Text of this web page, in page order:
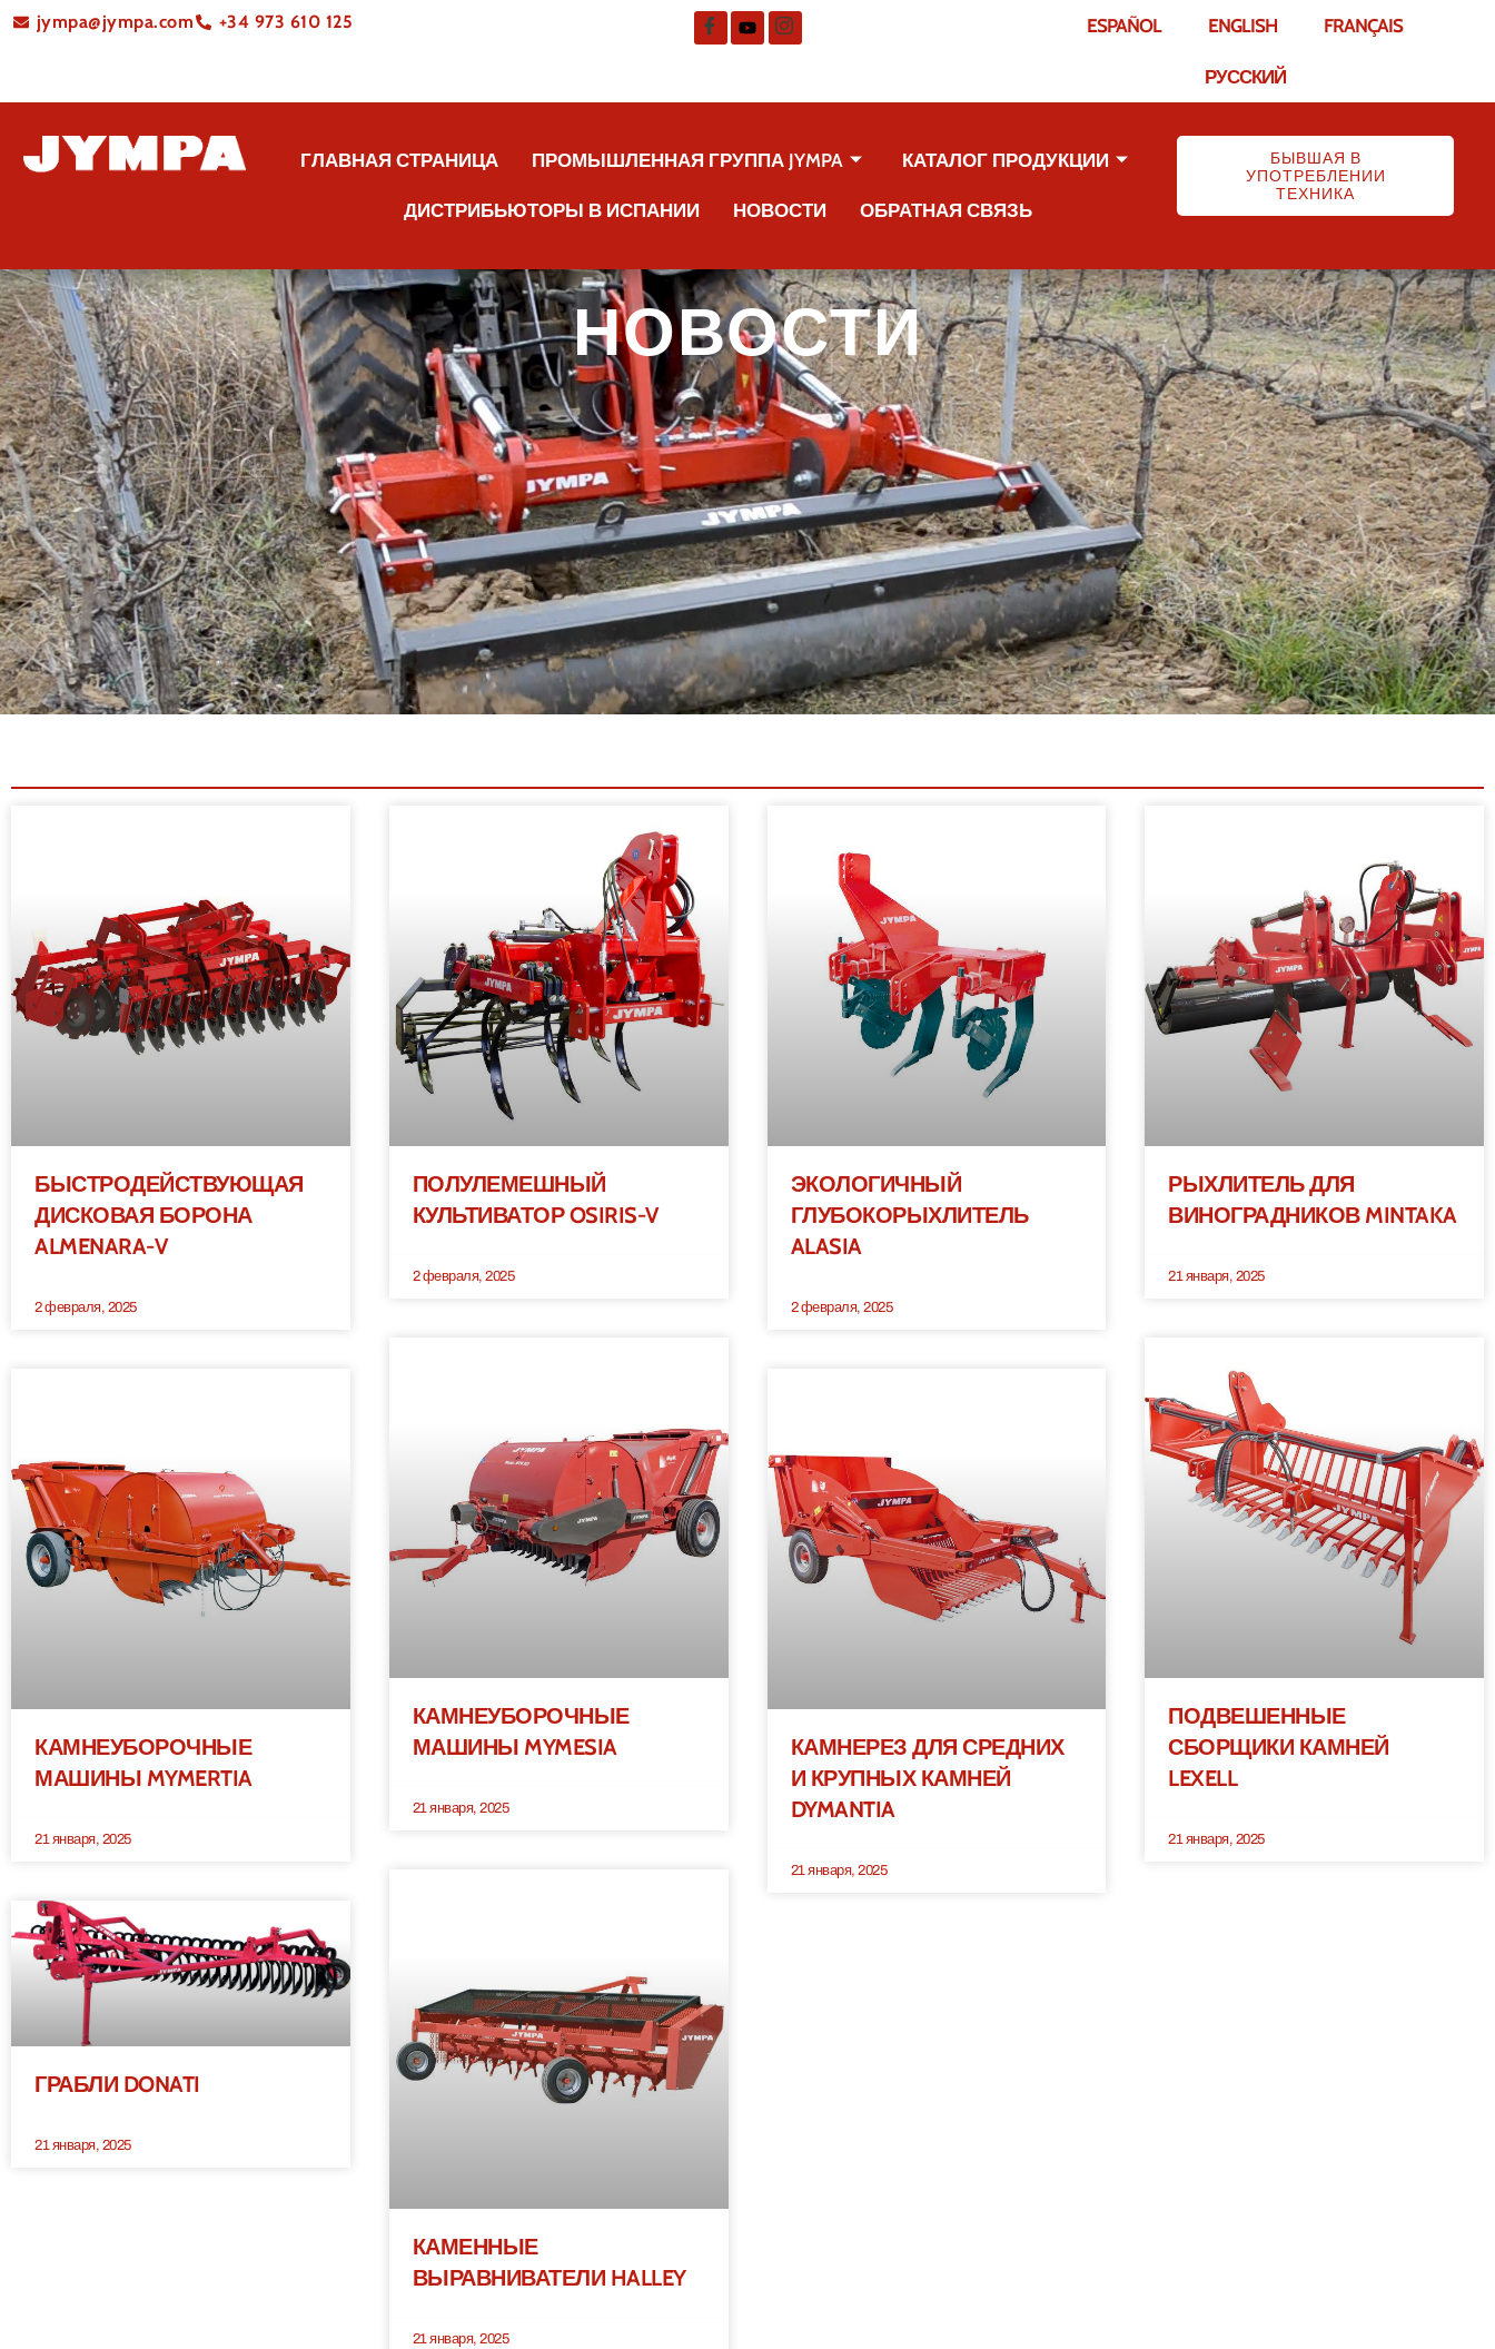
jympa@jympa.com +34 973 610 125 ESPAÑOL ENGLISH FRANÇAIS
РУССКИЙ
ГЛАВНАЯ СТРАНИЦА ПРОМЫШЛЕННАЯ ГРУППА JYMPA КАТАЛОГ ПРОДУКЦИИ
ДИСТРИБЬЮТОРЫ В ИСПАНИИ НОВОСТИ ОБРАТНАЯ СВЯЗЬ
БЫВШАЯ В
УПОТРЕБЛЕНИИ
ТЕХНИКА
НОВОСТИ
БЫСТРОДЕЙСТВУЮЩАЯ
ДИСКОВАЯ БОРОНА
ALMENARA-V
2 февраля, 2025
ПОЛУЛЕМЕШНЫЙ
КУЛЬТИВАТОР OSIRIS-V
2 февраля, 2025
ЭКОЛОГИЧНЫЙ
ГЛУБОКОРЫХЛИТЕЛЬ
ALASIA
2 февраля, 2025
РЫХЛИТЕЛЬ ДЛЯ
ВИНОГРАДНИКОВ MINTAKA
21 января, 2025
КАМНЕУБОРОЧНЫЕ
МАШИНЫ MYMERTIA
21 января, 2025
КАМНЕУБОРОЧНЫЕ
МАШИНЫ MYMESIA
21 января, 2025
КАМНЕРЕЗ ДЛЯ СРЕДНИХ
И КРУПНЫХ КАМНЕЙ
DYMANTIA
21 января, 2025
ПОДВЕШЕННЫЕ
СБОРЩИКИ КАМНЕЙ
LEXELL
21 января, 2025
ГРАБЛИ DONATI
21 января, 2025
КАМЕННЫЕ
ВЫРАВНИВАТЕЛИ HALLEY
21 января, 2025